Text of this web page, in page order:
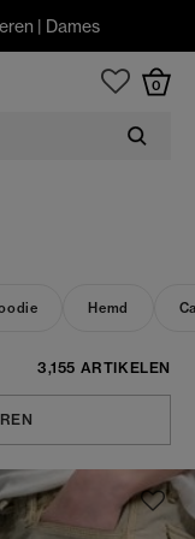
| Dames
0
Hemd
3,155 ARTIKELEN